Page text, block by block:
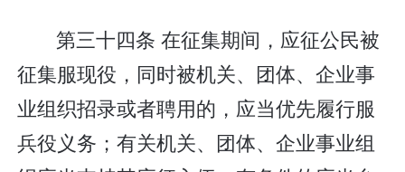
第三十四条 在征集期间，应征公民被
征集服现役，同时被机关、团体、企业事
业组织招录或者聘用的，应当优先履行服
兵役义务；有关机关、团体、企业事业组